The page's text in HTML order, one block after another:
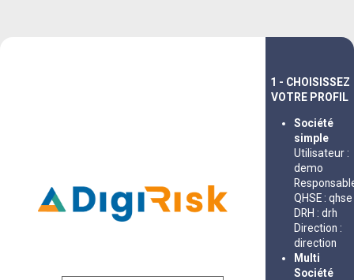
1 - CHOISISSEZ
VOTRE PROFIL
Société
simple
Utilisateur :
demo
QHSE : qhse
DRH : drh
Direction :
direction
Multi
Société